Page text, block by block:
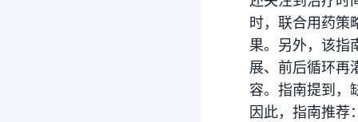
时，联合用药策
果。另外，该指
展、前后循环再
容。指南提到，
因此，指南推荐